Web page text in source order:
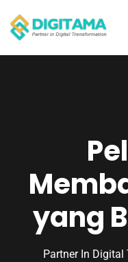
yang
Partner In